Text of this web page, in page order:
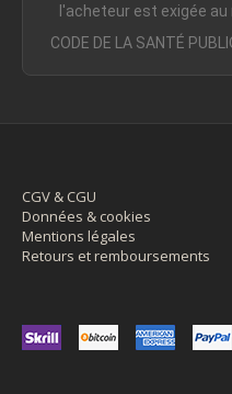
l'acheteur est exigée
CODE DE LA SANTÉ
CGV & CGU
Données & cookies
Mentions légales
Retours et remboursements